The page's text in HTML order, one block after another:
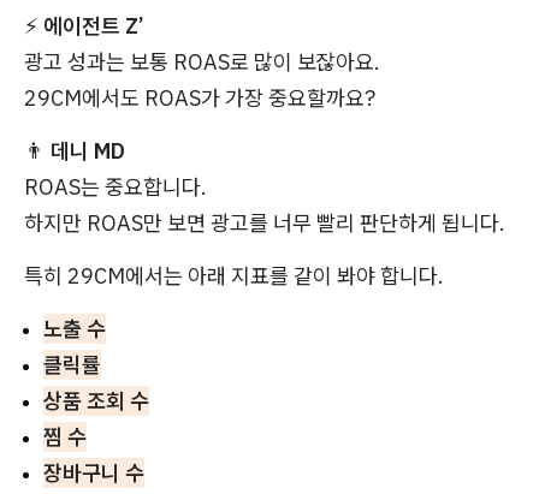
⚡ 에이전트 Z’
광고 성과는 보통 ROAS로 많이 보잖아요.
29CM에서도 ROAS가 가장 중요할까요?
👨 데니 MD
ROAS는 중요합니다.
하지만 ROAS만 보면 광고를 너무 빨리 판단하게 됩니다.
특히 29CM에서는 아래 지표를 같이 봐야 합니다.
노출 수
클릭률
상품 조회 수
찜 수
장바구니 수